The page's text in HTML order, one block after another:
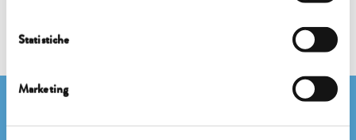
Statistiche
Marketing